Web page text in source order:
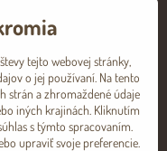
tejto webovej stránky,
o jej používaní. Na tento
strán a zhromaždené údaje
iných krajinách. Kliknutím
s týmto spracovaním.
upraviť svoje preferencie.